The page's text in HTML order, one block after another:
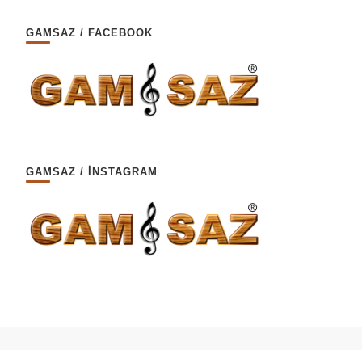
GAMSAZ / FACEBOOK
GAMSAZ / İNSTAGRAM